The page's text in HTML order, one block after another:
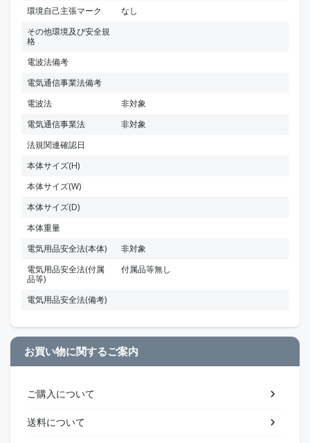
環境自己主張マーク
なし
その他環境及び安全規
格
電波法備考
電気通信事業法備考
電波法
非対象
電気通信事業法
非対象
法規関連確認日
本体サイズ(H)
本体サイズ(W)
本体サイズ(D)
本体重量
電気用品安全法(本体)
非対象
電気用品安全法(付属
品等)
付属品等無し
電気用品安全法(備考)
お買い物に関するご案内
ご購入について
送料について